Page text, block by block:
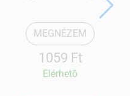
MEGNÉZEM
1059 Ft
Elérhetõ